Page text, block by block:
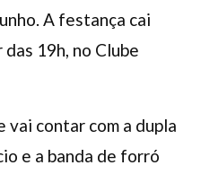
A festança cai
19h, no Clube
contar com a dupla
e a banda de forró